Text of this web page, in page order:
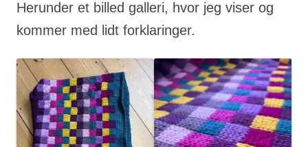
Herunder et billed galleri, hvor jeg viser og
kommer med lidt forklaringer.